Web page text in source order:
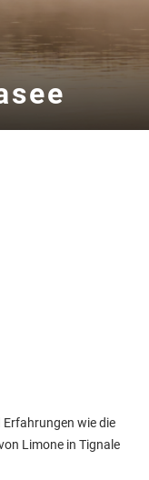
Erfahrungen wie die
Limone in Tignale